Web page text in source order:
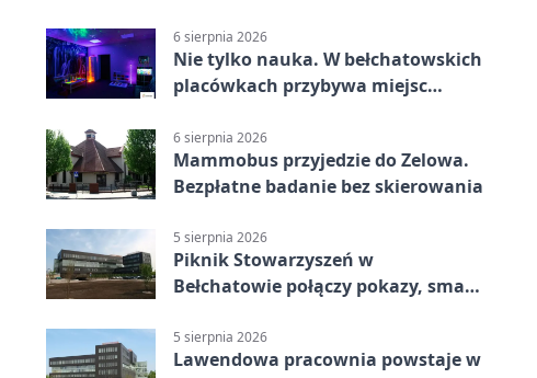
6 sierpnia 2026
Nie tylko nauka. W bełchatowskich
placówkach przybywa miejsc
6 sierpnia 2026
Mammobus przyjedzie do Zelowa.
Bezpłatne badanie bez skierowania
5 sierpnia 2026
Piknik Stowarzyszeń w
Bełchatowie połączy pokazy, smaki
5 sierpnia 2026
Lawendowa pracownia powstaje w